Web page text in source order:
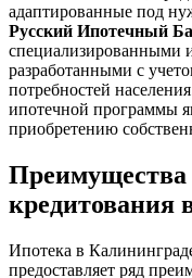
адаптированные под
Русский Ипотечный
специализированными
разработанными с
потребностей
ипотечной программы
приобретению
Преимущества
кредитования
Ипотека в
предоставляет ряд